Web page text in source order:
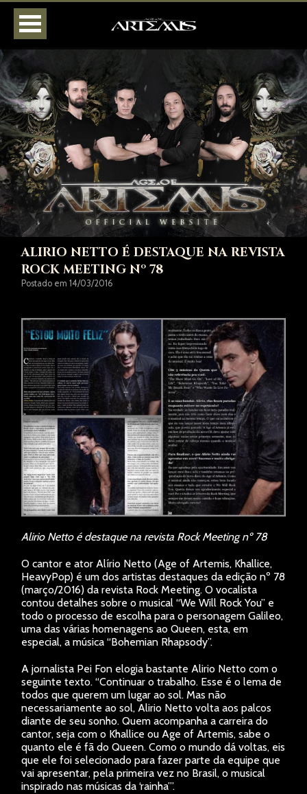
HOME
AGENDA
BIOGRAFIA
DISCOGRAFIA
FOTOS
VÍDEOS
LOJA
CONTATOS
ALIRIO NETTO É DESTAQUE NA REVISTA
ROCK MEETING Nº 78
Postado em 14/03/2016
Alirio Netto é destaque na revista Rock Meeting nº 78
O cantor e ator Alírio Netto (Age of Artemis, Khallice,
HeavyPop) é um dos artistas destaques da edição nº 78
(março/2016) da revista Rock Meeting. O vocalista
contou detalhes sobre o musical “We Will Rock You” e
todo o processo de escolha para o personagem Galileo,
uma das várias homenagens ao Queen, esta, em
especial, a música “Bohemian Rhapsody”.
A jornalista Pei Fon elogia bastante Alirio Netto com o
seguinte texto. “Continuar o trabalho. Esse é o lema de
todos que querem um lugar ao sol. Mas não
necessariamente ao sol, Alirio Netto volta aos palcos
diante de seu sonho. Quem acompanha a carreira do
cantor, seja com o Khallice ou Age of Artemis, sabe o
quanto ele é fã do Queen. Como o mundo dá voltas, eis
que ele foi selecionado para fazer parte da equipe que
vai apresentar, pela primeira vez no Brasil, o musical
inspirado nas músicas da ‘rainha’”.